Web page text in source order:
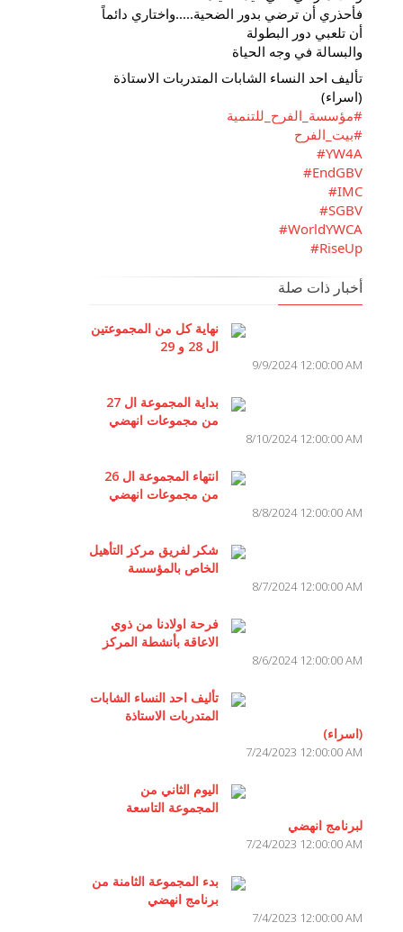
فأحذري أن ترضي بدور الضحية.....واختاري دائماً
أن تلعبي دور البطولة
والبسالة في وجه الحياة
تأليف احد النساء الشابات المتدربات الاستاذة
(اسراء)
#مؤسسة_الفرح_للتنمية
#بيت_الفرح
#YW4A
#EndGBV
#IMC
#SGBV
#WorldYWCA
#RiseUp
أخبار ذات صلة
نهاية كل من المجموعتين
ال 28 و 29
9/9/2024 12:00:00 AM
بداية المجموعة ال 27
من مجموعات انهضي
8/10/2024 12:00:00 AM
انتهاء المجموعة ال 26
من مجموعات انهضي
8/8/2024 12:00:00 AM
شكر لفريق مركز التأهيل
الخاص بالمؤسسة
8/7/2024 12:00:00 AM
فرحة اولادنا من ذوي
الاعاقة بأنشطة المركز
8/6/2024 12:00:00 AM
تأليف احد النساء الشابات
المتدربات الاستاذة
(اسراء)
7/24/2023 12:00:00 AM
اليوم الثاني من
المجموعة التاسعة
لبرنامج انهضي
7/24/2023 12:00:00 AM
بدء المجموعة الثامنة من
برنامج انهضي
7/4/2023 12:00:00 AM